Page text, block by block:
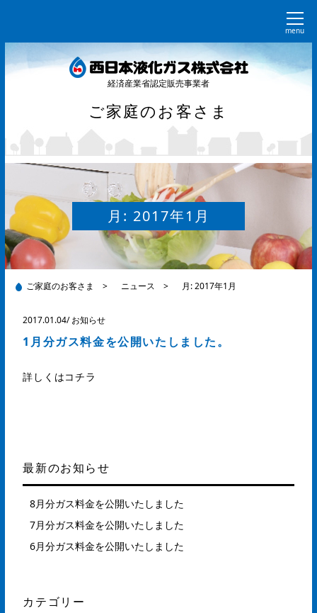
menu
経済産業省認定販売事業者
ご家庭のお客さま
月: 2017年1月
ご家庭のお客さま > ニュース > 月:2017年1月
2017.01.04/お知らせ
1月分ガス料金を公開いたしました。
詳しくはコチラ
最新のお知らせ
8月分ガス料金を公開いたしました
7月分ガス料金を公開いたしました
6月分ガス料金を公開いたしました
カテゴリー